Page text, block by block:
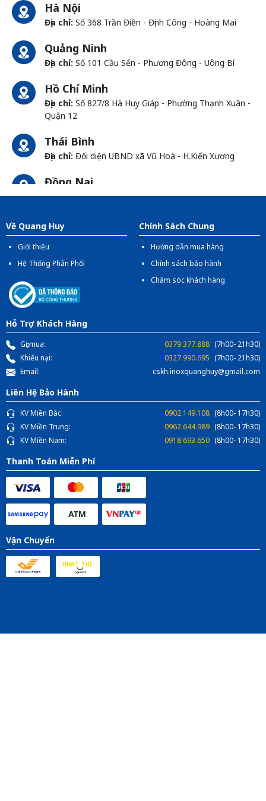
Hà Nội
Địa chỉ: Số 368 Trần Điền - Định Công - Hoàng Mai
Quảng Ninh
Địa chỉ: Số 101 Cầu Sến - Phương Đông - Uông Bí
Hồ Chí Minh
Địa chỉ: Số 827/8 Hà Huy Giáp - Phường Thạnh Xuân -
Quận 12
Thái Bình
Địa chỉ: Đối diện UBND xã Vũ Hoà - H.Kiến Xương
Đồng Nai
Địa chỉ:1066- QL 51 Tổ 3 - Ấp Đồng - Phước Tân -
Về Quang Huy
Giới thiệu
Hệ Thống Phân Phối
Chính Sách Chung
Hướng dẫn mua hàng
Chính sách bảo hành
Chăm sóc khách hàng
Hỗ Trợ Khách Hàng
Gọi mua: 0379.377.888 (7h00- 21h30)
Khiếu nại:
0327.990.695 (7h00- 21h30)
Email:
cskh.inoxquanghuy@gmail.com
Liên Hệ Bảo Hành
KV Miền Bắc: 0902.149.108 (8h00- 17h30)
KV Miền Trung:
0962.644.989 (8h00- 17h30)
KV Miền Nam:
0918.693.650 (8h00- 17h30)
Thanh Toán Miễn Phí
Vận Chuyển